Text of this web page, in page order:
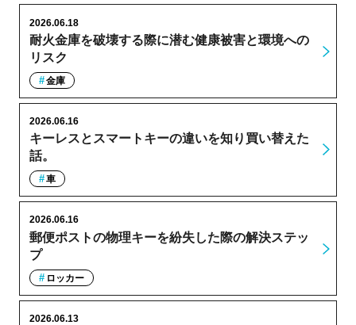
耐火金庫を破壊する際に潜む健康被害と環境への
リスク
2026.06.18
金庫
キーレスとスマートキーの違いを知り買い替えた
話。
2026.06.16
車
郵便ポストの物理キーを紛失した際の解決ステッ
プ
2026.06.16
ロッカー
2026.06.13